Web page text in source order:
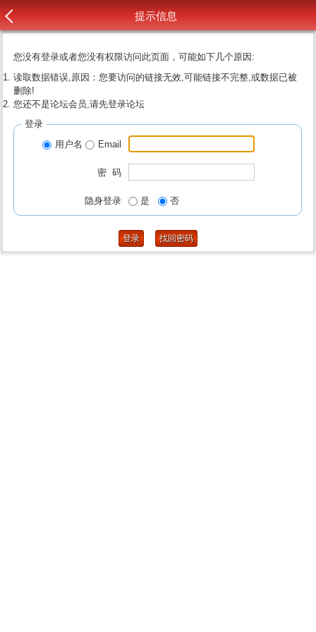
提示信息
您没有登录或者您没有权限访问此页面，可能如下几个原因:
读取数据错误,原因：您要访问的链接无效,可能链接不完整,或数据已被
删除!
您还不是论坛会员,请先登录论坛
登录
用户名
Email
密 码
隐身登录 是 否